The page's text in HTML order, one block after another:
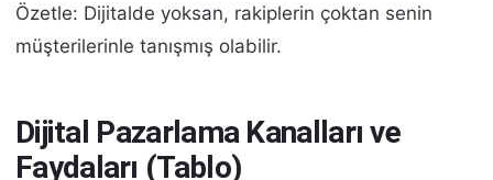
Özetle: Dijitalde yoksan, rakiplerin çoktan senin
müşterilerinle tanışmış olabilir.
Dijital Pazarlama Kanalları ve
Faydaları (Tablo)